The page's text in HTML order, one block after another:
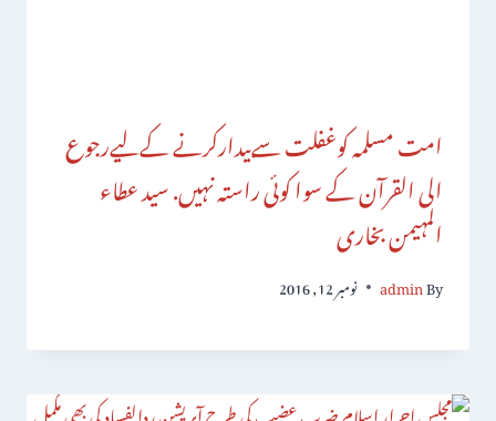
امت مسلمہ کوغفلت سےبیدارکرنے کےلیےرجوع
الی القرآن کے سوا کوئی راستہ نہیں. سید عطاء
المہیمن بخاری
By
admin نومبر 12, 2016